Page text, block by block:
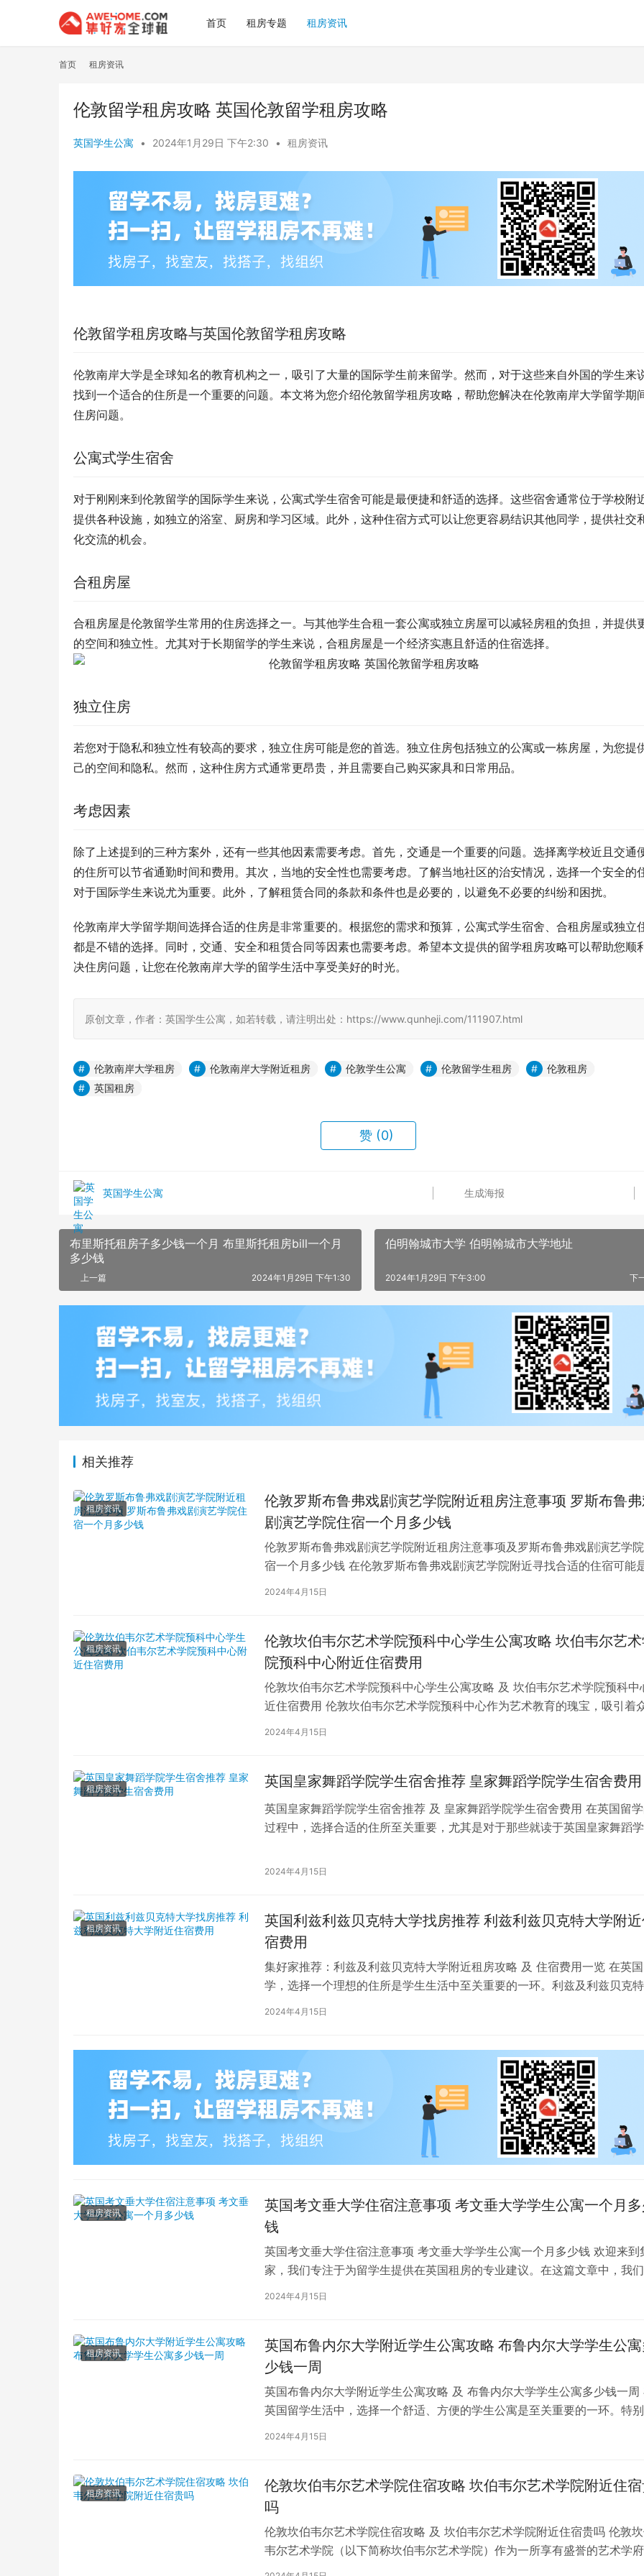
首页 租房专题 租房资讯
首页 租房资讯
伦敦留学租房攻略 英国伦敦留学租房攻略
英国学生公寓 • 2024年1月29日 下午2:30 • 租房资讯
伦敦留学租房攻略与英国伦敦留学租房攻略
伦敦南岸大学是全球知名的教育机构之一，吸引了大量的国际学生前来留学。然而，对于这些来自外国的学生来
找到一个适合的住所是一个重要的问题。本文将为您介绍伦敦留学租房攻略，帮助您解决在伦敦南岸大学留学期
住房问题。
公寓式学生宿舍
对于刚刚来到伦敦留学的国际学生来说，公寓式学生宿舍可能是最便捷和舒适的选择。这些宿舍通常位于学校附
提供各种设施，如独立的浴室、厨房和学习区域。此外，这种住宿方式可以让您更容易结识其他同学，提供社交
化交流的机会。
合租房屋
合租房屋是伦敦留学生常用的住房选择之一。与其他学生合租一套公寓或独立房屋可以减轻房租的负担，并提供
的空间和独立性。尤其对于长期留学的学生来说，合租房屋是一个经济实惠且舒适的住宿选择。
独立住房
若您对于隐私和独立性有较高的要求，独立住房可能是您的首选。独立住房包括独立的公寓或一栋房屋，为您提
己的空间和隐私。然而，这种住房方式通常更昂贵，并且需要自己购买家具和日常用品。
考虑因素
除了上述提到的三种方案外，还有一些其他因素需要考虑。首先，交通是一个重要的问题。选择离学校近且交通
的住所可以节省通勤时间和费用。其次，当地的安全性也需要考虑。了解当地社区的治安情况，选择一个安全的
对于国际学生来说尤为重要。此外，了解租赁合同的条款和条件也是必要的，以避免不必要的纠纷和困扰。
伦敦南岸大学留学期间选择合适的住房是非常重要的。根据您的需求和预算，公寓式学生宿舍、合租房屋或独立
都是不错的选择。同时，交通、安全和租赁合同等因素也需要考虑。希望本文提供的留学租房攻略可以帮助您顺
决住房问题，让您在伦敦南岸大学的留学生活中享受美好的时光。
原创文章，作者：英国学生公寓，如若转载，请注明出处：https://www.qunheji.com/111907.html
伦敦南岸大学租房 伦敦南岸大学附近租房 伦敦学生公寓 伦敦留学生租房
伦敦租房
英国租房
赞 (0)
英国学生公寓 生成海报
布里斯托租房子多少钱一个月 布里斯托租房bill一个月
多少钱
上一篇 2024年1月29日 下午1:30
伯明翰城市大学 伯明翰城市大学地址
下
2024年1月29日 下午3:00
相关推荐
租房资讯
伦敦罗斯布鲁弗戏剧演艺学院附近租房注意事项 罗斯布鲁
剧演艺学院住宿一个月多少钱
伦敦罗斯布鲁弗戏剧演艺学院附近租房注意事项及罗斯布鲁弗戏剧演艺学
宿一个月多少钱 在伦敦罗斯布鲁弗戏剧演艺学院附近寻找合适的住宿可能
学生活中的一项关键任务。为了帮助您顺利完成…
2024年4月15日
租房资讯
伦敦坎伯韦尔艺术学院预科中心学生公寓攻略 坎伯韦尔艺
院预科中心附近住宿费用
伦敦坎伯韦尔艺术学院预科中心学生公寓攻略 及 坎伯韦尔艺术学院预科中
近住宿费用 伦敦坎伯韦尔艺术学院预科中心作为艺术教育的瑰宝，吸引着
2024年4月15日
租房资讯 英国皇家舞蹈学院学生宿舍推荐 皇家舞蹈学院学生宿舍费用
英国皇家舞蹈学院学生宿舍推荐 及 皇家舞蹈学院学生宿舍费用 在英国留
过程中，选择合适的住所至关重要，尤其是对于那些就读于英国皇家舞蹈学
2024年4月15日
租房资讯
英国利兹利兹贝克特大学找房推荐 利兹利兹贝克特大学附
宿费用
集好家推荐：利兹及利兹贝克特大学附近租房攻略 及 住宿费用一览 在英
学，选择一个理想的住所是学生生活中至关重要的一环。利兹及利兹贝克特
学（以下简称利兹贝大）作为英国一所卓越的…
2024年4月15日
租房资讯
英国考文垂大学住宿注意事项 考文垂大学学生公寓一个月
钱
英国考文垂大学住宿注意事项 考文垂大学学生公寓一个月多少钱 欢迎来到
家，我们专注于为留学生提供在英国租房的专业建议。在这篇文章中，我们
深入探讨英国考文垂大学住宿的注意事项，以…
2024年4月15日
租房资讯
英国布鲁内尔大学附近学生公寓攻略 布鲁内尔大学学生公寓
少钱一周
英国布鲁内尔大学附近学生公寓攻略 及 布鲁内尔大学学生公寓多少钱一周
英国留学生活中，选择一个舒适、方便的学生公寓是至关重要的一环。特别
2024年4月15日
租房资讯
伦敦坎伯韦尔艺术学院住宿攻略 坎伯韦尔艺术学院附近住
吗
伦敦坎伯韦尔艺术学院住宿攻略 及 坎伯韦尔艺术学院附近住宿贵吗 伦敦
韦尔艺术学院（以下简称坎伯韦尔艺术学院）作为一所享有盛誉的艺术学府
吸引了全球各地的学子前来学习。而对于即将…